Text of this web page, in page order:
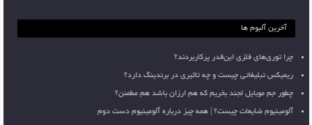
آخرین آلبوم ها
چرا توری‌های فلزی این‌قدر پرکاربردند؟
ریمیکس تبلیغاتی چیست و چه تاثیری در برندینگ دارد؟
چطور جم موبایل لجند بخریم که هم ارزان باشد هم مطمئن؟
آلومینیوم ضایعات چیست؟ | همه چیز درباره آلومینیوم دست دوم